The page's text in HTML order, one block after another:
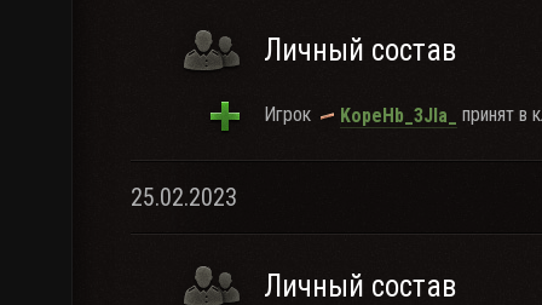
Личный состав
Игрок KopeHb_3JIa_ принят в
25.02.2023
Личный состав